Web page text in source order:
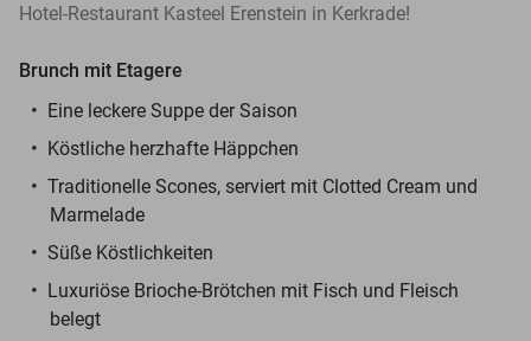
Hotel-Restaurant Kasteel Erenstein in Kerkrade!
Brunch mit Etagere
Eine leckere Suppe der Saison
Köstliche herzhafte Häppchen
Traditionelle Scones, serviert mit Clotted Cream und
Marmelade
Süße Köstlichkeiten
Luxuriöse Brioche-Brötchen mit Fisch und Fleisch
belegt